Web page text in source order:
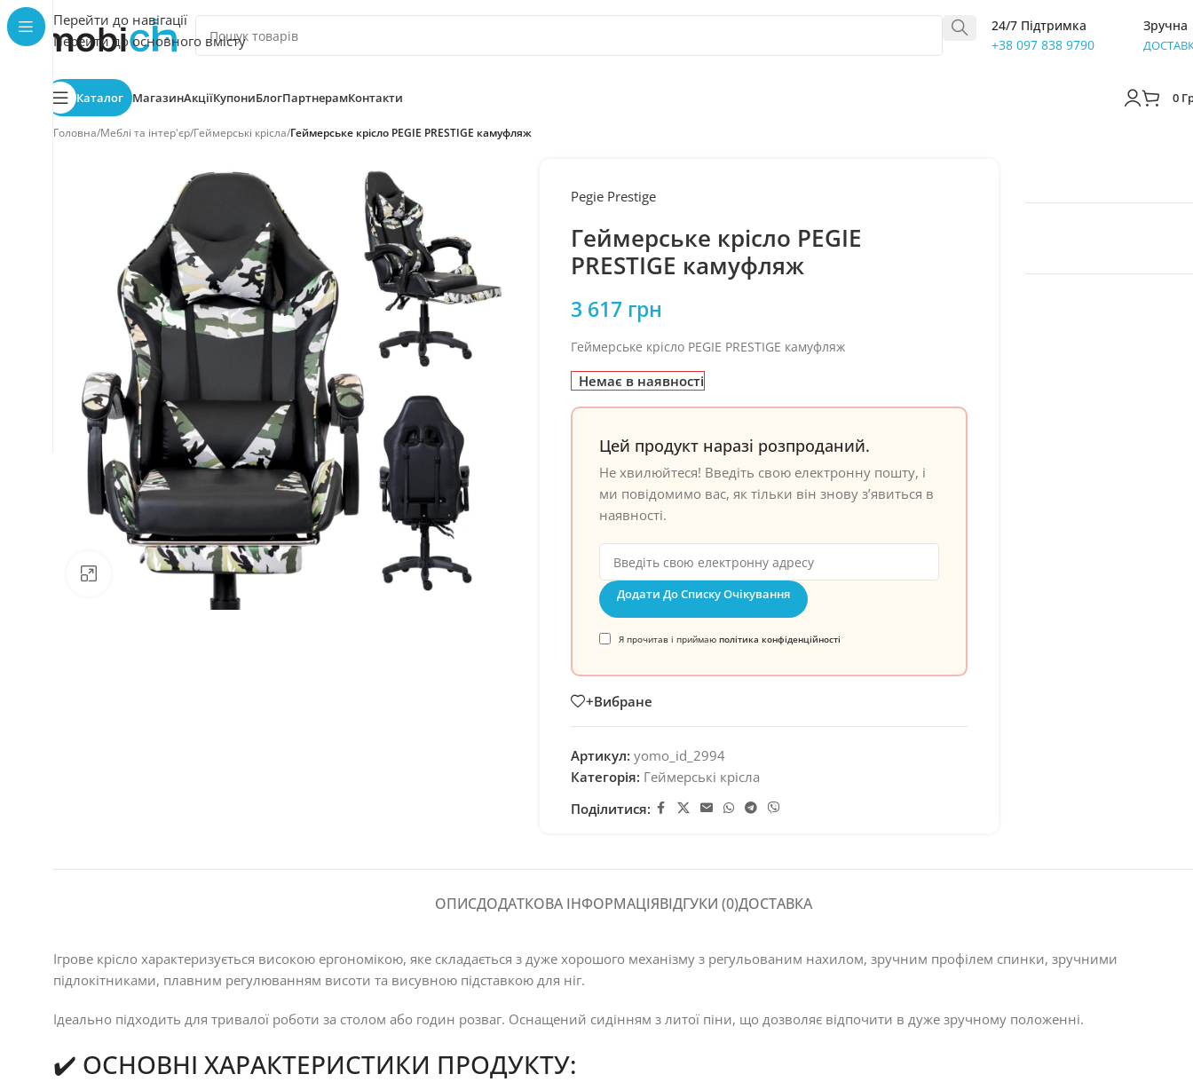
Перейти до навігації
Перейти до основного вмісту
24/7 Підтримка
+38 097 838 9790
Зручна
Каталог МагазинАкціїКупониБлогПартнерамКонтакти 0
Головна/Меблі та інтер'єр/Геймерські крісла/Геймерське крісло PEGIE PRESTIGE камуфляж
Натисніть, щоб збільшити
Pegie Prestige
Геймерське крісло PEGIE
PRESTIGE камуфляж
3 617 грн
Геймерське крісло PEGIE PRESTIGE камуфляж
Немає в наявності
Цей продукт наразі розпроданий.
Не хвилюйтеся! Введіть свою електронну пошту, і
ми повідомимо вас, як тільки він знову з’явиться в
наявності.
Додати До Списку Очікування
Я прочитав і приймаю політика конфіденційності
+Вибране
Артикул: yomo_id_2994
Категорія: Геймерські крісла
Поділитися:
ОПИСДОДАТКОВА ІНФОРМАЦІЯВІДГУКИ (0)ДОСТАВКА
Ігрове крісло характеризується високою ергономікою, яке складається з дуже хорошого механізму з регульованим нахилом, зручним профілем спинки, зручними
підлокітниками, плавним регулюванням висоти та висувною підставкою для ніг.
Ідеально підходить для тривалої роботи за столом або годин розваг. Оснащений сидінням з литої піни, що дозволяє відпочити в дуже зручному положенні.
✔️ ОСНОВНІ ХАРАКТЕРИСТИКИ ПРОДУКТУ: